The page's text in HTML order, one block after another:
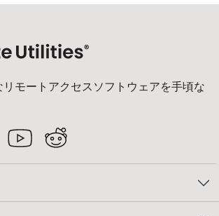
モートアクセスソフトウェアを手頃な